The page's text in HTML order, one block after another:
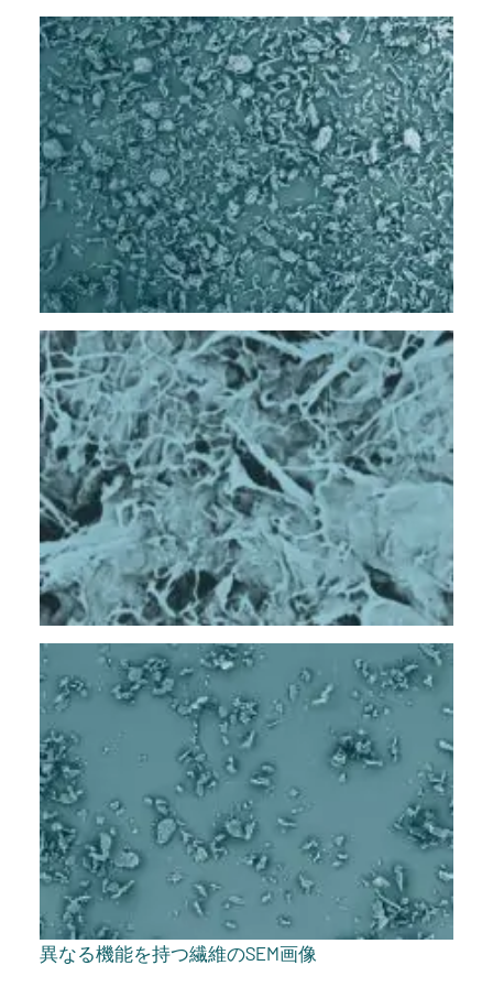
異なる機能を持つ繊維のSEM画像